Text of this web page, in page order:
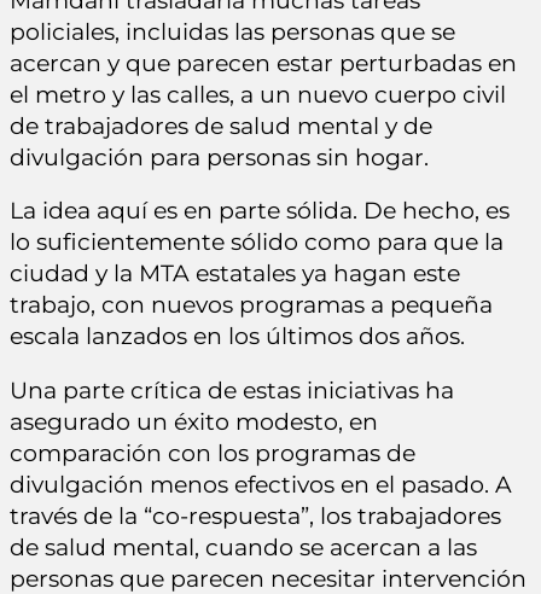
policiales, incluidas las personas que se
acercan y que parecen estar perturbadas en
el metro y las calles, a un nuevo cuerpo civil
de trabajadores de salud mental y de
divulgación para personas sin hogar.
La idea aquí es en parte sólida. De hecho, es
lo suficientemente sólido como para que la
ciudad y la MTA estatales ya hagan este
trabajo, con nuevos programas a pequeña
escala lanzados en los últimos dos años.
Una parte crítica de estas iniciativas ha
asegurado un éxito modesto, en
comparación con los programas de
divulgación menos efectivos en el pasado. A
través de la “co-respuesta”, los trabajadores
de salud mental, cuando se acercan a las
personas que parecen necesitar intervención